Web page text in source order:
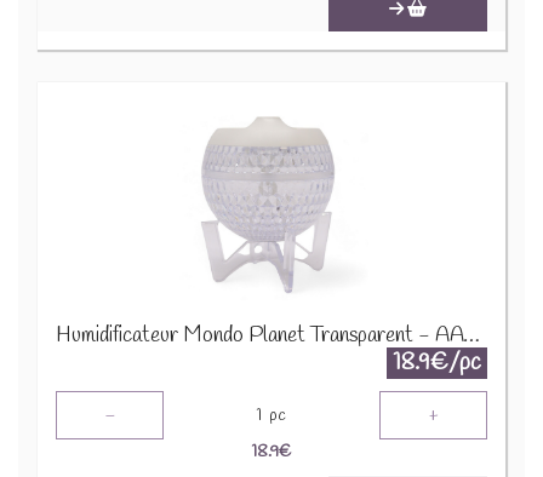
Humidificateur Mondo Planet Transparent - AATOM-33
18.9€/pc
- 1 pc +
18.9€